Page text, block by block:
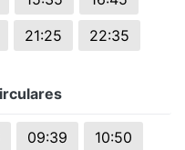
21:25 22:35
09:39
10:50